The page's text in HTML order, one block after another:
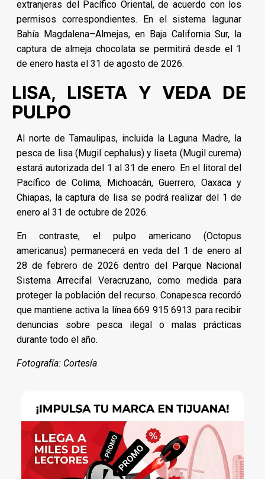
extranjeras del Pacífico Oriental, de acuerdo con los
permisos correspondientes. En el sistema lagunar
Bahía Magdalena–Almejas, en Baja California Sur, la
captura de almeja chocolata se permitirá desde el 1
de enero hasta el 31 de agosto de 2026.
LISA, LISETA Y VEDA DE
PULPO
Al norte de Tamaulipas, incluida la Laguna Madre, la
pesca de lisa (Mugil cephalus) y liseta (Mugil curema)
estará autorizada del 1 al 31 de enero. En el litoral del
Pacífico de Colima, Michoacán, Guerrero, Oaxaca y
Chiapas, la captura de lisa se podrá realizar del 1 de
enero al 31 de octubre de 2026.
En contraste, el pulpo americano (Octopus
americanus) permanecerá en veda del 1 de enero al
28 de febrero de 2026 dentro del Parque Nacional
Sistema Arrecifal Veracruzano, como medida para
proteger la población del recurso. Conapesca recordó
que mantiene activa la línea 669 915 6913 para recibir
denuncias sobre pesca ilegal o malas prácticas
durante todo el año.
Fotografía: Cortesía